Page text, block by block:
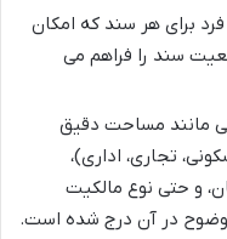
به فرد برای هر سند که امکان
سند را فراهم می
مانند مساحت دقیق
تجاری، اداری)،
و حتی نوع مالکیت
وضوح در آن درج شده است.